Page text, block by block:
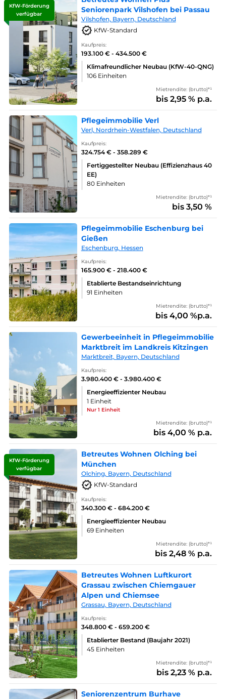
KfW-Förderung
verfügbar
Seniorenpark Vilshofen bei Passau
Vilshofen, Bayern, Deutschland
KfW-Standard
Kaufpreis:
193.100 € - 434.500 €
Klimafreundlicher Neubau (KfW-40-QNG)
106 Einheiten
Mietrendite: (brutto)*¹
bis 2,95 % p.a.
Pflegeimmobilie Verl
Verl, Nordrhein-Westfalen, Deutschland
Kaufpreis:
324.754 € - 358.289 €
Fertiggestellter Neubau (Effizienzhaus 40
EE)
80 Einheiten
Mietrendite: (brutto)*¹
bis 3,50 %
Pflegeimmobilie Eschenburg bei
Gießen
Eschenburg, Hessen
Kaufpreis:
165.900 € - 218.400 €
Etablierte Bestandseinrichtung
91 Einheiten
Mietrendite: (brutto)*¹
bis 4,00 %p.a.
Gewerbeeinheit in Pflegeimmobilie
Marktbreit im Landkreis Kitzingen
Marktbreit, Bayern, Deutschland
Kaufpreis:
3.980.400 € - 3.980.400 €
Energieeffizienter Neubau
1 Einheit
Nur 1 Einheit
Mietrendite: (brutto)*¹
bis 4,00 % p.a.
KfW-Förderung
verfügbar
Betreutes Wohnen Olching bei
München
Olching, Bayern, Deutschland
KfW-Standard
Kaufpreis:
340.300 € - 684.200 €
Energieeffizienter Neubau
69 Einheiten
Mietrendite: (brutto)*¹
bis 2,48 % p.a.
Betreutes Wohnen Luftkurort
Grassau zwischen Chiemgauer
Alpen und Chiemsee
Grassau, Bayern, Deutschland
Kaufpreis:
348.800 € - 659.200 €
Etablierter Bestand (Baujahr 2021)
45 Einheiten
Mietrendite: (brutto)*¹
bis 2,23 % p.a.
Seniorenzentrum Burhave